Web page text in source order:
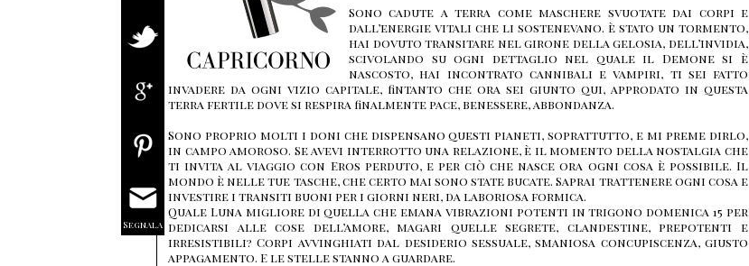
Sono cadute a terra come maschere svuotate dai corpi e
dall’energie vitali che li sostenevano. è stato un tormento,
hai dovuto transitare nel girone della gelosia, dell’invidia,
scivolando su ogni dettaglio nel quale il Demone si è
nascosto, hai incontrato cannibali e vampiri, ti sei fatto
invadere da ogni vizio capitale, fintanto che ora sei giunto qui, approdato in questa
terra fertile dove si respira finalmente pace, benessere, abbondanza.
Sono proprio molti i doni che dispensano questi pianeti, soprattutto, e mi preme dirlo,
in campo amoroso. Se avevi interrotto una relazione, è il momento della nostalgia che
ti invita al viaggio con Eros perduto, e per ciò che nasce ora ogni cosa è possibile. Il
mondo è nelle tue tasche, che certo mai sono state bucate. Saprai trattenere ogni cosa e
investire i transiti buoni per i giorni neri, da laboriosa formica.
Quale Luna migliore di quella che emana vibrazioni potenti in trigono domenica 15 per
dedicarsi alle cose dell’amore, magari quelle segrete, clandestine, prepotenti e
irresistibili? Corpi avvinghiati dal desiderio sessuale, smaniosa concupiscenza, giusto
appagamento. E le stelle stanno a guardare.
Segnala